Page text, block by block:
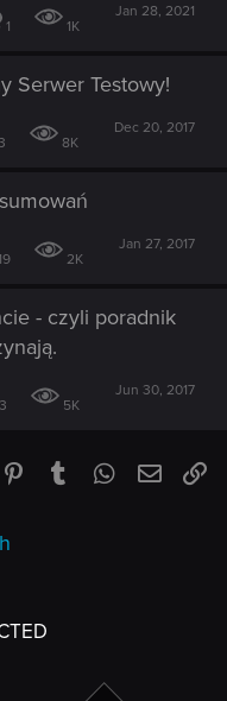
1 1K
Jan 28, 2021
Serwer Testowy!
8K
Dec 20, 2017
19 2K
Jan 27, 2017
- czyli poradnik
3 5K
Jun 30, 2017
PinterestTumblrWhatsApp
Email